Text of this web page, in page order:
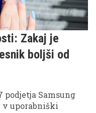
Zakaj je
boljši od
Samsung
uporabniški